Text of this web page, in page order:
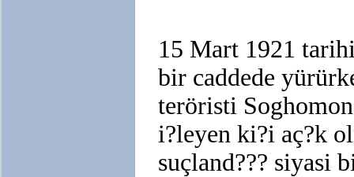
15 Mart 1921
bir caddede
teröristi
i?leyen ki?i aç?k
suçland??? siyasi